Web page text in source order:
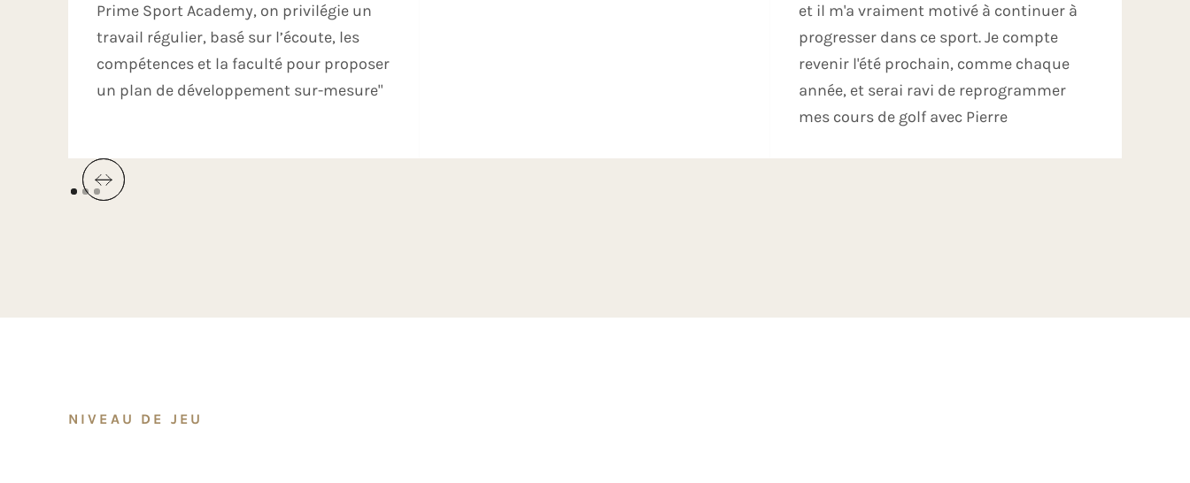
Prime Sport Academy, on privilégie un
travail régulier, basé sur l’écoute, les
compétences et la faculté pour proposer
un plan de développement sur-mesure"
et il m'a vraiment motivé à continuer à
progresser dans ce sport. Je compte
revenir l'été prochain, comme chaque
année, et serai ravi de reprogrammer
mes cours de golf avec Pierre
NIVEAU DE JEU